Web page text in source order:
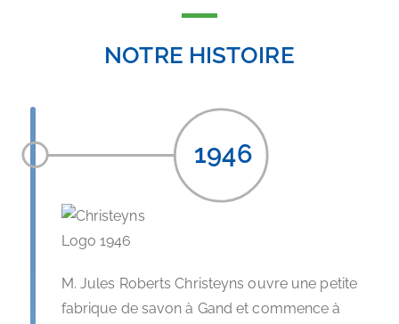
NOTRE HISTOIRE
1946
M. Jules Roberts Christeyns ouvre une petite
fabrique de savon à Gand et commence à